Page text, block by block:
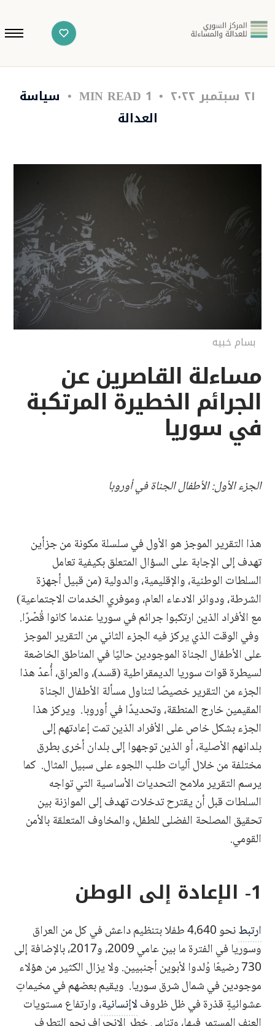
٢١ سبتمبر ٢٠٢٢
سياسة
العدالة
بسام خبيه
مساءلة القاصرين عن
الجرائم الخطيرة المرتكبة
في سوريا
الجزء الأول: الأطفال الجناة في أوروبا
هذا التقرير الموجز هو الأول في سلسلة مكونة من جزأين
تهدف إلى الإجابة على السؤال المتعلق بكيفية تعامل
السلطات الوطنية، والإقليمية، والدولية (من قبيل أجهزة
الشرطة، ودوائر الادعاء العام، وموفري الخدمات الاجتماعية)
مع الأفراد الذين ارتكبوا جرائم في سوريا عندما كانوا قُصّرًا.
وفي الوقت الذي يركز فيه الجزء الثاني من التقرير الموجز
على الأطفال الجناة الموجودين حاليًا في المناطق الخاضعة
لسيطرة قوات سوريا الديمقراطية (قسد)، والعراق، أُعدّ هذا
الجزء من التقرير خصيصًا لتناول مسألة الأطفال الجناة
المقيمين خارج المنطقة، وتحديدًا في أوروبا. ويركز هذا
الجزء بشكل خاص على الأفراد الذين تمت إعادتهم إلى
بلدانهم الأصلية، أو الذين توجهوا إلى بلدان أخرى بطرق
مختلفة من خلال آليات طلب اللجوء على سبيل المثال. كما
يرسم التقرير ملامح التحديات الأساسية التي تواجه
السلطات قبل أن يقترح تدخلات تهدف إلى الموازنة بين
تحقيق المصلحة الفضلى للطفل، والمخاوف المتعلقة بالأمن
القومي.
1- الإعادة إلى الوطن
ارتبط
نحو 4،640 طفلا بتنظيم داعش في كل من العراق
وسوريا في الفترة ما بين عامي 2009، و2017، بالإضافة إلى
730 رضيعًا وُلدوا لأبوين أجنبيين. ولا يزال الكثير من هؤلاء
موجودين في شمال شرق سوريا. ويقيم بعضهم في مخيماتٍ
عشوائيةٍ قذرة في ظل ظروفلاإنسانية، وارتفاع مستويات